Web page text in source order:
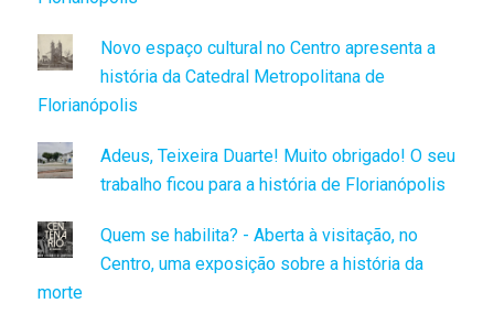
Novo espaço cultural no Centro apresenta a
história da Catedral Metropolitana de
Florianópolis
Adeus, Teixeira Duarte! Muito obrigado! O seu
trabalho ficou para a história de Florianópolis
Quem se habilita? - Aberta à visitação, no
Centro, uma exposição sobre a história da
morte